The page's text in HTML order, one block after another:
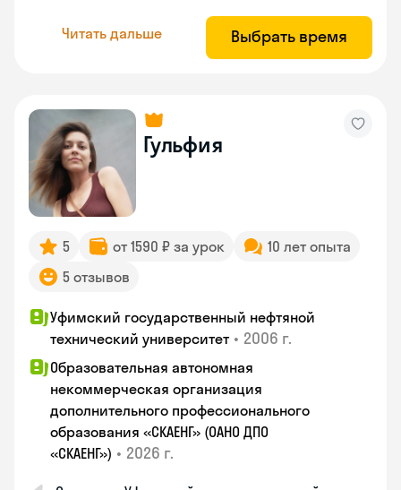
Читать дальше Выбрать время
Гульфия
5 от 1590 ₽ за урок
10 лет опыта
5 отзывов
Уфимский государственный нефтяной
технический университет • 2006 г.
Образовательная автономная
некоммерческая организация
дополнительного профессионального
образования «СКАЕНГ» (ОАНО ДПО
«СКАЕНГ») • 2026 г.